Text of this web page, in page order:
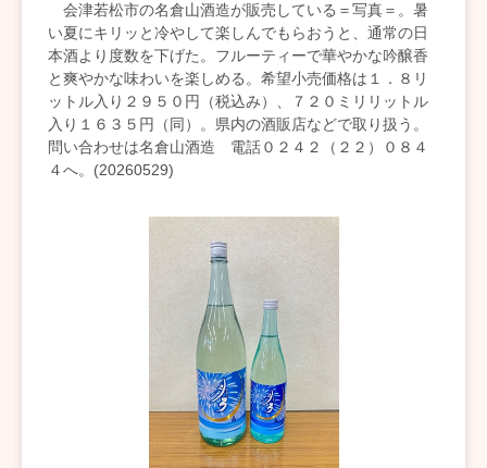
会津若松市の名倉山酒造が販売している＝写真＝。暑
い夏にキリッと冷やして楽しんでもらおうと、通常の日
本酒より度数を下げた。フルーティーで華やかな吟醸香
と爽やかな味わいを楽しめる。希望小売価格は１．８リ
ットル入り２９５０円（税込み）、７２０ミリリットル
入り１６３５円（同）。県内の酒販店などで取り扱う。
問い合わせは名倉山酒造 電話０２４２（２２）０８４
４へ。(20260529)